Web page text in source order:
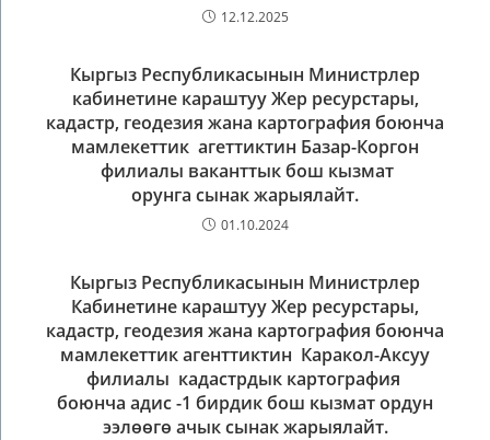
12.12.2025
Кыргыз Республикасынын Министрлер
кабинетине караштуу Жер ресурстары,
кадастр, геодезия жана картография боюнча
мамлекеттик агеттиктин Базар-Коргон
филиалы ваканттык бош кызмат
орунга сынак жарыялайт.
01.10.2024
Кыргыз Республикасынын Министрлер
Кабинетине караштуу Жер ресурстары,
кадастр, геодезия жана картография боюнча
мамлекеттик агенттиктин Каракол-Аксуу
филиалы кадастрдык картография
боюнча адис -1 бирдик бош кызмат ордун
ээлөөгө ачык сынак жарыялайт.